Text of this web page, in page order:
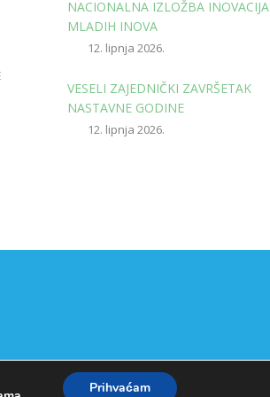
NACIONALNA IZLOŽBA INOVACIJA
MLADIH INOVA
12. lipnja 2026.
VESELI ZAJEDNIČKI ZAVRŠETAK
NASTAVNE GODINE
12. lipnja 2026.
Prihvaćam